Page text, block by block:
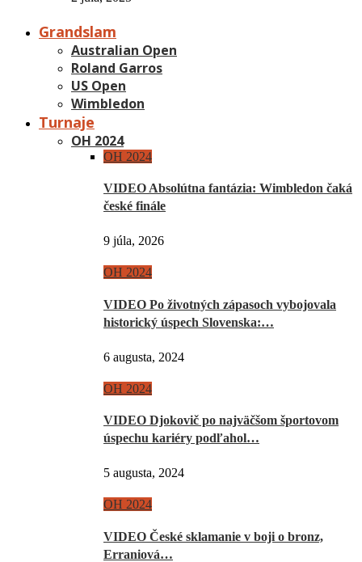
Grandslam
Australian Open
Roland Garros
US Open
Wimbledon
Turnaje
OH 2024
OH 2024
VIDEO Absolútna fantázia: Wimbledon čaká
české finále
9 júla, 2026
OH 2024
VIDEO Po životných zápasoch vybojovala
historický úspech Slovenska:…
6 augusta, 2024
OH 2024
VIDEO Djokovič po najväčšom športovom
úspechu kariéry podľahol…
5 augusta, 2024
OH 2024
VIDEO České sklamanie v boji o bronz,
Erraniová…